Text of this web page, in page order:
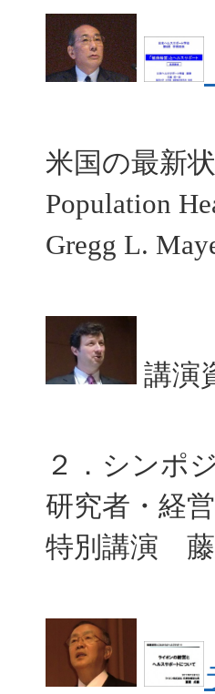
米国の最新
Population
Gregg L.
講演
２．シンポ
研究者・経
特別講演 藤